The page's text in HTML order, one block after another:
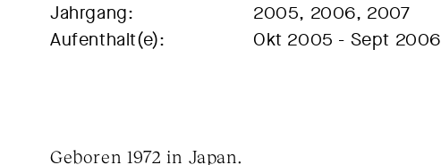
Jahrgang:
2005, 2006, 2007
Aufenthalt(e):
Okt 2005 - Sept 2006
Geboren 1972 in Japan.